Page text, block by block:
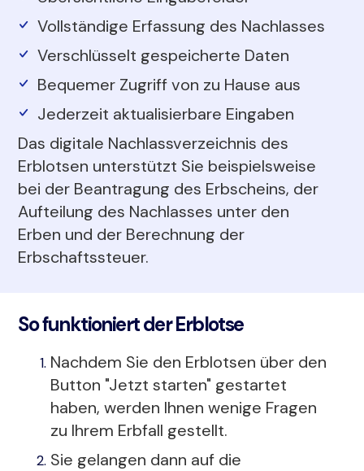
Vollständige Erfassung des Nachlasses
Verschlüsselt gespeicherte Daten
Bequemer Zugriff von zu Hause aus
Jederzeit aktualisierbare Eingaben
Das digitale Nachlassverzeichnis des
Erblotsen unterstützt Sie beispielsweise
bei der Beantragung des Erbscheins, der
Aufteilung des Nachlasses unter den
Erben und der Berechnung der
Erbschaftssteuer.
So funktioniert der Erblotse
Nachdem Sie den Erblotsen über den
Button "Jetzt starten" gestartet
haben, werden Ihnen wenige Fragen
zu Ihrem Erbfall gestellt.
Sie gelangen dann auf die